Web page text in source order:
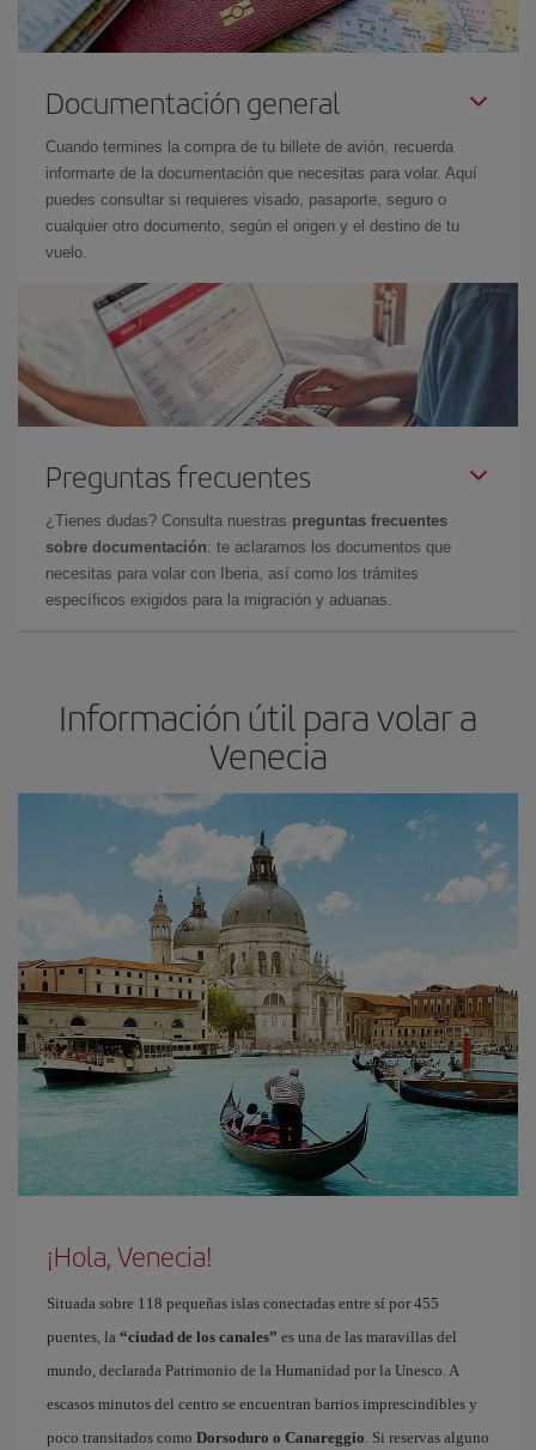
Documentación general
Cuando termines la compra de tu billete de avión, recuerda
informarte de la documentación que necesitas para volar. Aquí
puedes consultar si requieres visado, pasaporte, seguro o
cualquier otro documento, según el origen y el destino de tu
vuelo.
Preguntas frecuentes
¿Tienes dudas? Consulta nuestras preguntas frecuentes
sobre documentación: te aclaramos los documentos que
necesitas para volar con Iberia, así como los trámites
específicos exigidos para la migración y aduanas.
Información útil para volar a
Venecia
¡Hola, Venecia!
Situada sobre 118 pequeñas islas conectadas entre sí por 455
puentes, la “ciudad de los canales” es una de las maravillas del
mundo, declarada Patrimonio de la Humanidad por la Unesco. A
escasos minutos del centro se encuentran barrios imprescindibles y
poco transitados como Dorsoduro o Canareggio. Si reservas alguno